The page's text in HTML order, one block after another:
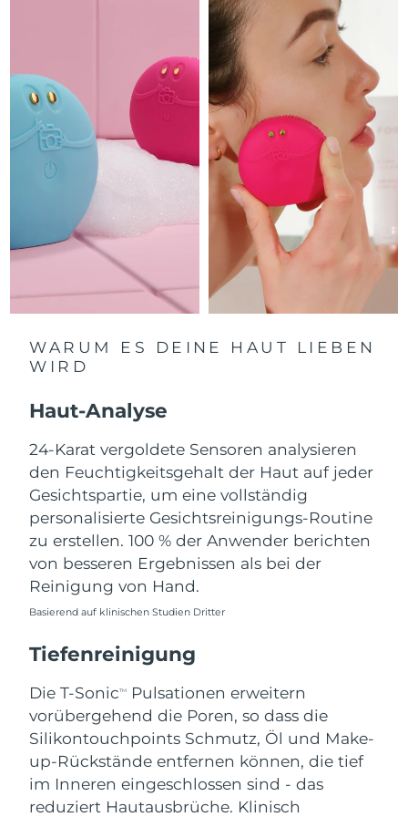
WARUM ES DEINE HAUT LIEBEN
WIRD
Haut-Analyse
24-Karat vergoldete Sensoren analysieren
den Feuchtigkeitsgehalt der Haut auf jeder
Gesichtspartie, um eine vollständig
personalisierte Gesichtsreinigungs-Routine
zu erstellen. 100 % der Anwender berichten
von besseren Ergebnissen als bei der
Reinigung von Hand.
Basierend auf klinischen Studien Dritter
Tiefenreinigung
Die T-SonicTM
Pulsationen erweitern
vorübergehend die Poren, so dass die
Silikontouchpoints Schmutz, Öl und Make-
up-Rückstände entfernen können, die tief
im Inneren eingeschlossen sind - das
reduziert Hautausbrüche. Klinisch
10/08/2026
Erwartete Lieferung
12/08/2026
Italien
Erwartete Lieferung
08/08/2026
Japan
Erwartete Lieferung
11/08/2026
Erwartete Lieferung
13/08/2026
Erwartete Lieferung
10/08/2026
Libanon
09/08/2026
Litauen
Erwartete Lieferung
08/08/2026
Luxemburg
Erwartete Lieferung
Sonderverwaltungsregion
Macau
Malaysia
Malta
Erwartete Lieferung
Mexiko
Erwartete Lieferung
12/08/2026